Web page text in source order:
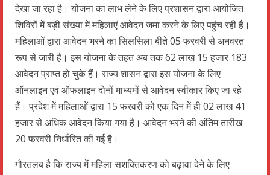
देखा जा रहा है। योजना का लाभ लेने के लिए प्रशासन द्वारा आयोजित
शिविरों में बड़ी संख्या में महिलाएं आवेदन जमा करने के लिए पहुंच रही हैं।
महिलाओं द्वारा आवेदन भरने का सिलसिला बीते 05 फरवरी से अनवरत
रूप से जारी है। इस योजना के तहत अब तक 62 लाख 15 हजार 183
आवेदन प्राप्त हो चुके हैं। राज्य शासन द्वारा इस योजना के लिए
ऑनलाइन एवं ऑफलाइन दोनों माध्यमों से आवेदन स्वीकार किए जा रहे
हैं। प्रदेश में महिलाओं द्वारा 15 फरवरी को एक दिन में ही 02 लाख 41
हजार से अधिक आवेदन किया गया है। आवेदन भरने की अंतिम तारीख
20 फरवरी निर्धारित की गई है।
गौरतलब है कि राज्य में महिला सशक्तिकरण को बढ़ावा देने के लिए